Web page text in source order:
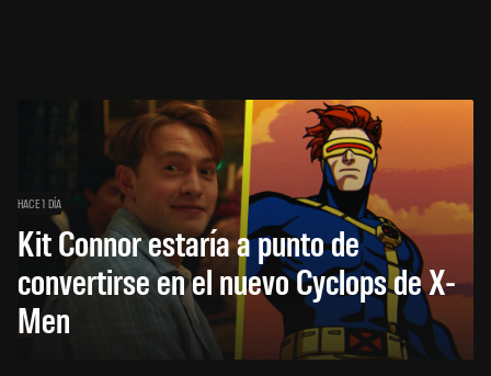
HACE 1 DÍA
Kit Connor estaría a punto de
convertirse en el nuevo Cyclops de X-
Men